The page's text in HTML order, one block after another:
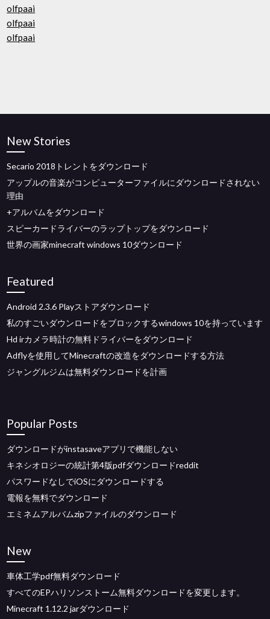
olfpaai
olfpaai
olfpaai
New Stories
Secario 2018トレントをダウンロード
アップルの音楽がコンピューターファイルにダウンロードされない
理由
+アルバムをダウンロード
スピーカードライバーのラップトップをダウンロード
世界の画家minecraft windows 10ダウンロード
Featured
Android 2.3.6 Playストアダウンロード
私のすごいダウンロードをブロックするwindows 10を持っています
Hd irカメラ時計の無料ドライバーをダウンロード
Adflyを使用してMinecraftの改造をダウンロードする方法
ジャングルジムは無料ダウンロードを計画
Popular Posts
ダウンロードがinstasaveアプリで機能しない
キネシオロジーの統計第4版pdfダウンロードreddit
パスワードなしでiOSにダウンロードする
電報を無料でダウンロード
エミネムアルバムzipファイルのダウンロード
New
車体工学pdf無料ダウンロード
すべてのEPハリソンストーム無料ダウンロードを変更します。
Minecraft 1.12.2 jarダウンロード